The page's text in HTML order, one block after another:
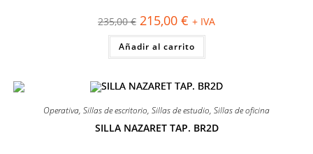
235,00€ El
precio
original
era:
235,00 €.
215,00 € El
precio
actual
es:
215,00 €.
+ IVA
Añadir al carrito
Operativa, Sillas de escritorio, Sillas de estudio, Sillas de oficina
SILLA NAZARET TAP. BR2D